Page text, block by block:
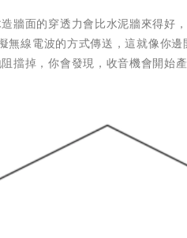
牆面的穿透力會比水泥牆來得
線電波的方式傳送，這就像你
擋掉，你會發現，收音機會開始